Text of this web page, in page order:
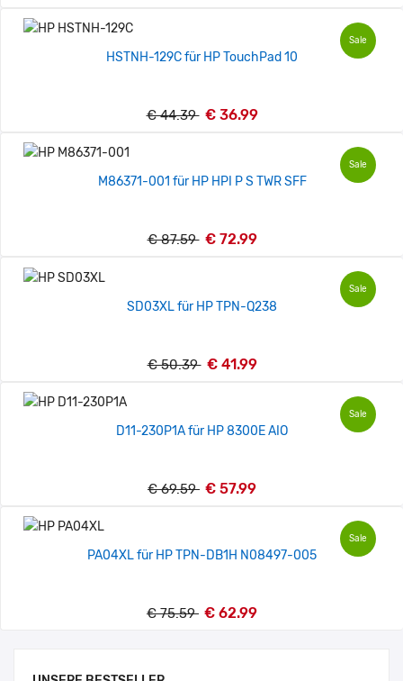
Sale
HSTNH-129C für HP TouchPad 10
€ 44.39 € 36.99
Sale
M86371-001 für HP HPI P S TWR SFF
€ 87.59 € 72.99
Sale
SD03XL für HP TPN-Q238
€ 50.39 € 41.99
Sale
D11-230P1A für HP 8300E AIO
€ 69.59 € 57.99
Sale
PA04XL für HP TPN-DB1H N08497-005
€ 75.59 € 62.99